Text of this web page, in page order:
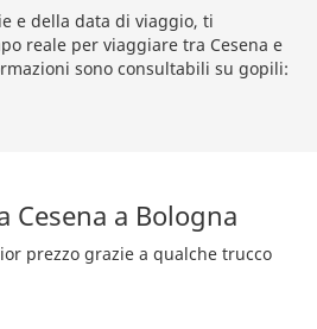
e della data di viaggio, ti
reale per viaggiare tra Cesena e
sono consultabili su gopili:
a Bologna
prezzo grazie a qualche trucco